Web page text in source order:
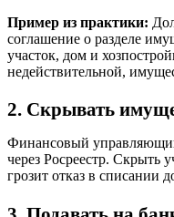
Пример из практики:
соглашение о разделе
участок, дом и
недействительной,
2. Скрывать
Финансовый
через Росреестр. Скрыть
грозит отказ в списании